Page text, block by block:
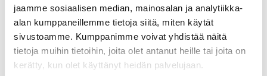
jaamme sosiaalisen median, mainosalan ja analytiikka-
alan kumppaneillemme tietoja siitä, miten käytät
sivustoamme. Kumppanimme voivat yhdistää näitä
tietoja muihin tietoihin, joita olet antanut heille tai joita on
kerätty, kun olet käyttänyt heidän palvelujaan.
Mikäli olet epävarma mitä työ- tai
virkaehtosopimusta palvelusuhteeseesi
sovelletaan, ole yhteydessä paikalliseen